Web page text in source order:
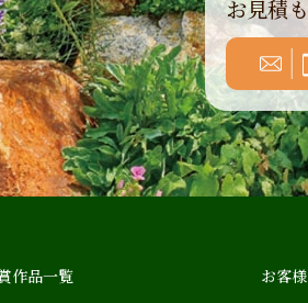
お見積
作品一覧 お客